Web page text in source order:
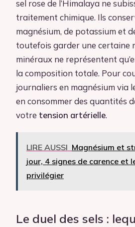
sel rose de l’Himalaya ne
traitement chimique. Ils
magnésium, de potassium et
toutefois garder une certaine
minéraux ne représentent
la composition totale. Pour
journaliers en magnésium via
en consommer des quantités
votre tension artérielle.
LIRE AUSSI Magnésium et
jour, 4 signes de carence et
privilégier
Le duel des sels :